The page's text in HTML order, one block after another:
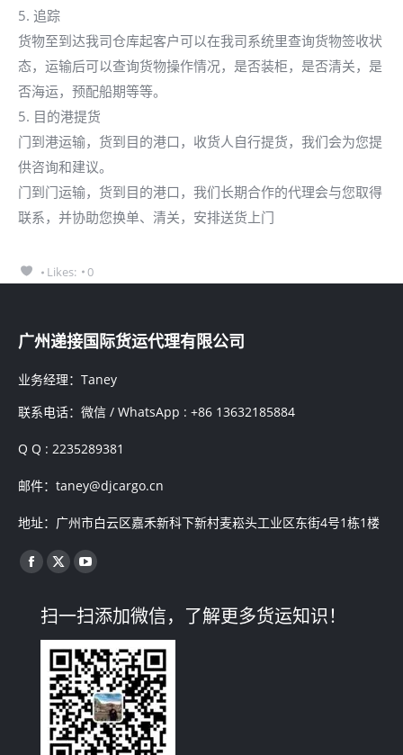
5. 追踪
货物至到达我司仓库起客户可以在我司系统里查询货物签收状
态，运输后可以查询货物操作情况，是否装柜，是否清关，是
否海运，预配船期等等。
5. 目的港提货
门到港运输，货到目的港口，收货人自行提货，我们会为您提
供咨询和建议。
门到门运输，货到目的港口，我们长期合作的代理会与您取得
联系，并协助您换单、清关，安排送货上门
Likes: 0
广州递接国际货运代理有限公司
业务经理：Taney
联系电话：微信 / WhatsApp : +86 13632185884
Q Q : 2235289381
邮件：taney@djcargo.cn
地址：广州市白云区嘉禾新科下新村麦崧头工业区东街4号1栋1楼
找到我们：
Facebook
opens
in
new
window
X
opens
in
new
window
YouTube
opens
in
new
window
扫一扫添加微信，了解更多货运知识！